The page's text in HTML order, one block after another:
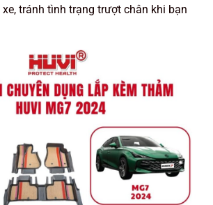
tránh tình trạng trượt chân khi bạn